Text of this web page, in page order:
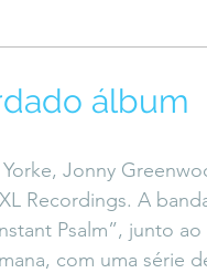
álbum
Jonny
Recordings. A
Psalm”, junto
com uma série